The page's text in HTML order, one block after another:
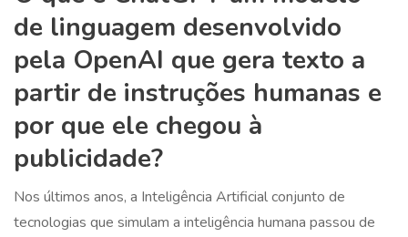
de linguagem desenvolvido
pela OpenAI que gera texto a
partir de instruções humanas e
por que ele chegou à
publicidade?
Nos últimos anos, a Inteligência Artificialconjunto de
tecnologias que simulam a inteligência humana passou de